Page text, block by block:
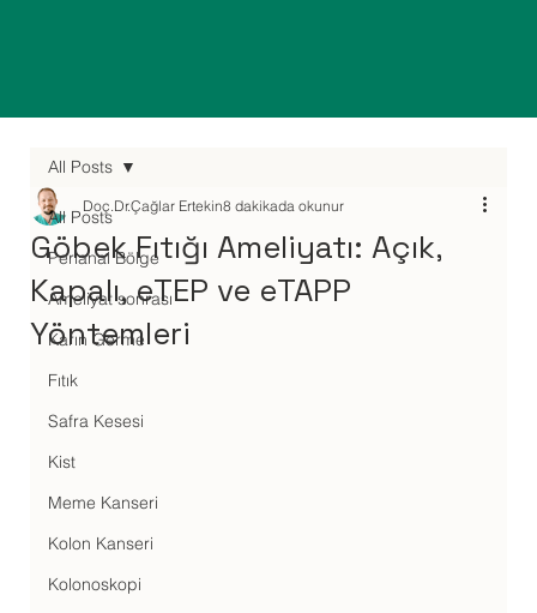
All Posts
Perianal Bölge
Ameliyat sonrası
Karın Germe
Fıtık
Safra Kesesi
Kist
Meme Kanseri
Kolon Kanseri
Kolonoskopi
All Posts
Göbek Fıtığı Ameliyatı: Açık,
Kapalı, eTEP ve eTAPP
Yöntemleri
Doç.Dr.Çağlar Ertekin8 dakikada okunur